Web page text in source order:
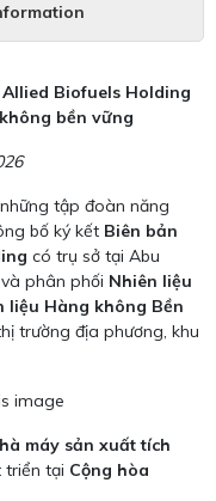
Biofuels Holding
bền vững
tập đoàn năng
bố ký kết Biên bản
có trụ sở tại Abu
phân phối Nhiên liệu
liệu Hàng không Bền
trường địa phương, khu
máy sản xuất tích
triển tại Cộng hòa